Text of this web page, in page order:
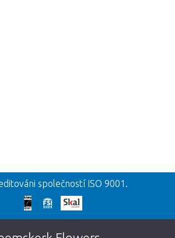
Omlouváme se
neexistuje. Kliknutím na
společností ISO 9001.